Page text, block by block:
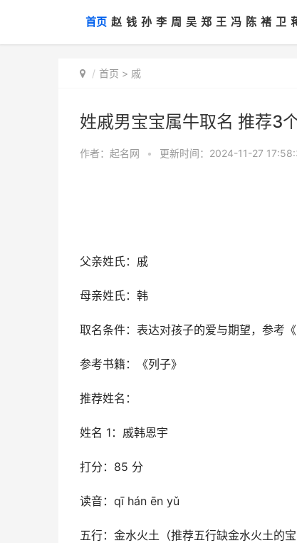
首页 赵 钱 孙 李 周 吴 郑 王 冯 陈 褚 卫
首页 > 戚
姓戚男宝宝属牛取名 推荐3
作者： 起名网 • 更新时间：2024-11-27
父亲姓氏：戚
母亲姓氏：韩
取名条件：表达对孩子的爱与期望，参考
参考书籍：《列子》
推荐姓名：
姓名 1：戚韩恩宇
打分：85 分
读音：qī hán ēn yǔ
五行：金水火土（推荐五行缺金水火土的宝